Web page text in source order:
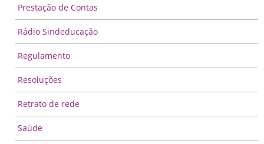
Prestação de Contas
Rádio Sindeducação
Regulamento
Resoluções
Retrato de rede
Saúde